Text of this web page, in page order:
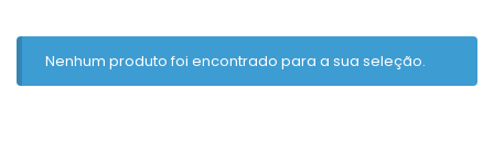
Nenhum produto foi encontrado para a sua seleção.